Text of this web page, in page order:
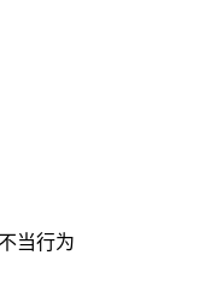
当行为